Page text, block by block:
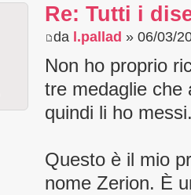
Re: Tutti i
da l.pallad » 06/03/
Non ho proprio
tre medaglie che
quindi li ho
Questo è il mio
nome Zerion. È